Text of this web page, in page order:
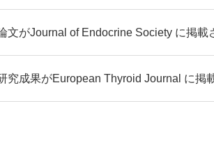
文がJournal of Endocrine Society に掲載
究成果がEuropean Thyroid Journal に掲